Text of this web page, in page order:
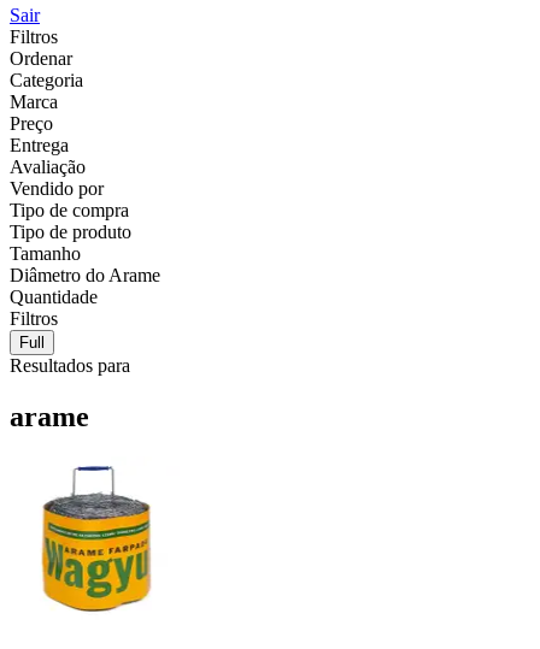
Sair
Filtros
Ordenar
Categoria
Marca
Preço
Entrega
Avaliação
Vendido por
Tipo de compra
Tipo de produto
Tamanho
Diâmetro do Arame
Quantidade
Filtros
Full
Resultados para
arame